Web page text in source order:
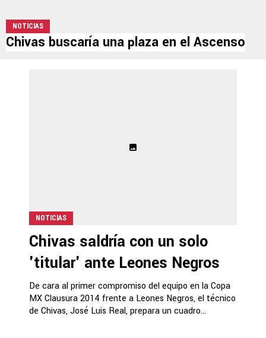
NOTICIAS
Chivas buscaría una plaza en el Ascenso
NOTICIAS
Chivas saldría con un solo
'titular' ante Leones Negros
De cara al primer compromiso del equipo en la Copa
MX Clausura 2014 frente a Leones Negros, el técnico
de Chivas, José Luis Real, prepara un cuadro...